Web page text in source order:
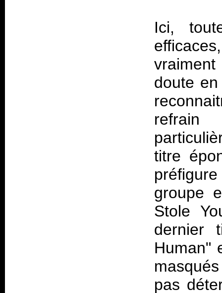
Ici,
doute
refrain
titre
groupe
Stole
dernier
Human"
pas